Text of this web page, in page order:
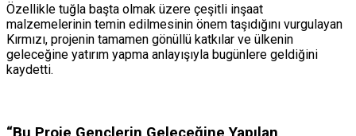
Özellikle tuğla başta olmak üzere çeşitli inşaat
malzemelerinin temin edilmesinin önem taşıdığını vurgulayan
Kırmızı, projenin tamamen gönüllü katkılar ve ülkenin
geleceğine yatırım yapma anlayışıyla bugünlere geldiğini
kaydetti.